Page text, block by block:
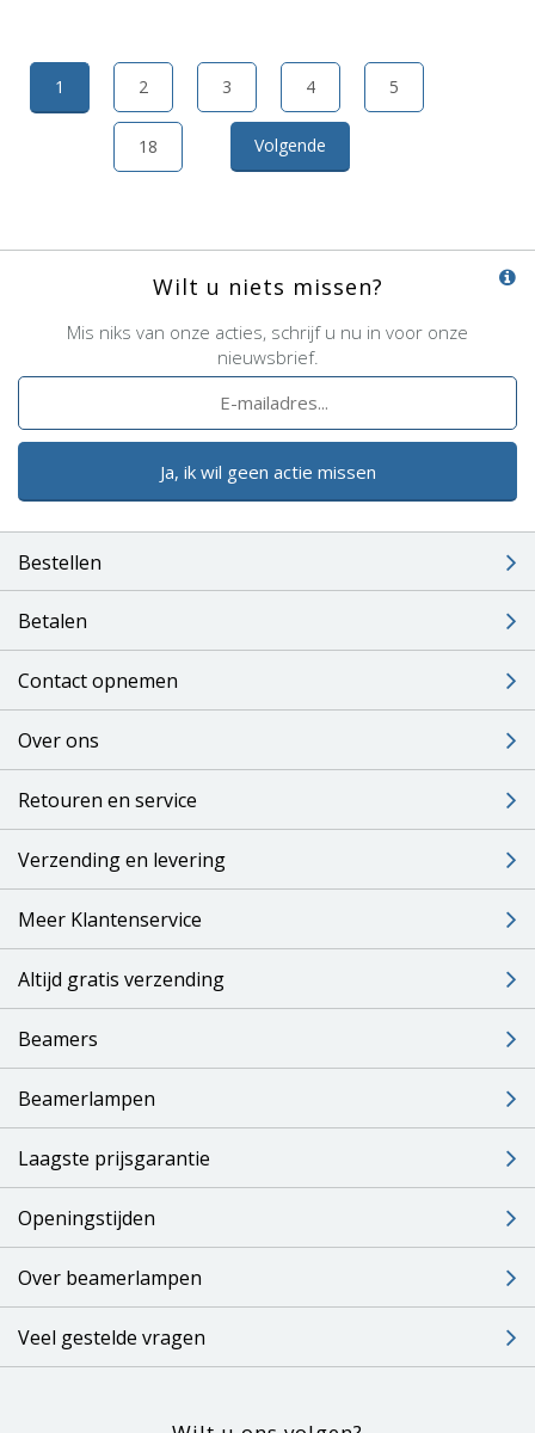
1 2 3 4 5
18 Volgende
Wilt u niets missen?
Mis niks van onze acties, schrijf u nu in voor onze
nieuwsbrief.
Ja, ik wil geen actie missen
Bestellen
Betalen
Contact opnemen
Over ons
Retouren en service
Verzending en levering
Meer Klantenservice
Altijd gratis verzending
Beamers
Beamerlampen
Laagste prijsgarantie
Openingstijden
Over beamerlampen
Veel gestelde vragen